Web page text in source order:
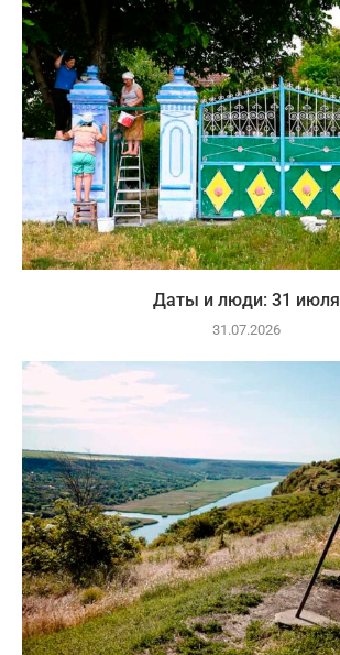
Даты и люди: 31 июля
31.07.2026